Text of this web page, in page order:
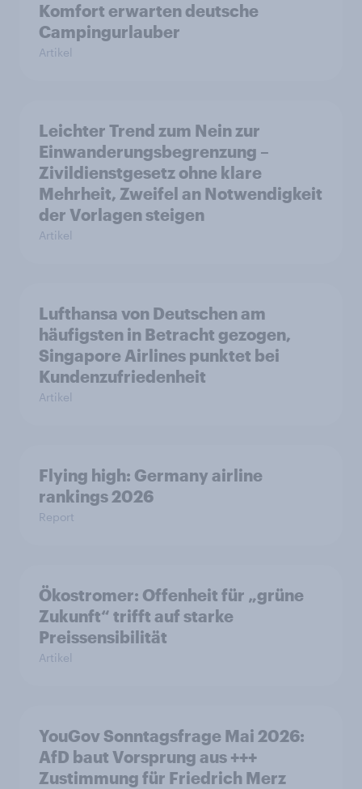
Komfort erwarten deutsche
Campingurlauber
Artikel
Leichter Trend zum Nein zur
Einwanderungsbegrenzung –
Zivildienstgesetz ohne klare
Mehrheit, Zweifel an Notwendigkeit
der Vorlagen steigen
Artikel
Lufthansa von Deutschen am
häufigsten in Betracht gezogen,
Singapore Airlines punktet bei
Kundenzufriedenheit
Artikel
Flying high: Germany airline
rankings 2026
Report
Ökostromer: Offenheit für „grüne
Zukunft“ trifft auf starke
Preissensibilität
Artikel
YouGov Sonntagsfrage Mai 2026:
AfD baut Vorsprung aus +++
Zustimmung für Friedrich Merz